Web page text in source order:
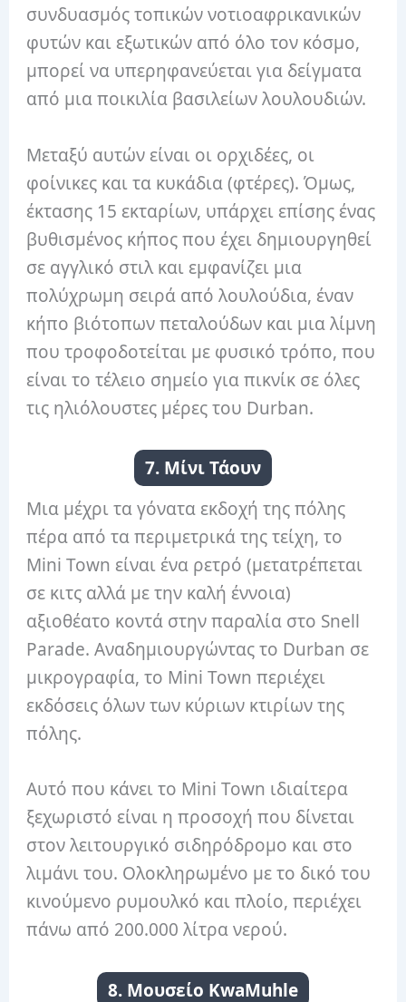
συνδυασμός τοπικών νοτιοαφρικανικών
φυτών και εξωτικών από όλο τον κόσμο,
μπορεί να υπερηφανεύεται για δείγματα
από μια ποικιλία βασιλείων λουλουδιών.
Μεταξύ αυτών είναι οι ορχιδέες, οι
φοίνικες και τα κυκάδια (φτέρες). Όμως,
έκτασης 15 εκταρίων, υπάρχει επίσης ένας
βυθισμένος κήπος που έχει δημιουργηθεί
σε αγγλικό στιλ και εμφανίζει μια
πολύχρωμη σειρά από λουλούδια, έναν
κήπο βιότοπων πεταλούδων και μια λίμνη
που τροφοδοτείται με φυσικό τρόπο, που
είναι το τέλειο σημείο για πικνίκ σε όλες
τις ηλιόλουστες μέρες του Durban.
7. Μίνι Τάουν
Μια μέχρι τα γόνατα εκδοχή της πόλης
πέρα ​​από τα περιμετρικά της τείχη, το
Mini Town είναι ένα ρετρό (μετατρέπεται
σε κιτς αλλά με την καλή έννοια)
αξιοθέατο κοντά στην παραλία στο Snell
Parade. Αναδημιουργώντας το Durban σε
μικρογραφία, το Mini Town περιέχει
εκδόσεις όλων των κύριων κτιρίων της
πόλης.
Αυτό που κάνει το Mini Town ιδιαίτερα
ξεχωριστό είναι η προσοχή που δίνεται
στον λειτουργικό σιδηρόδρομο και στο
λιμάνι του. Ολοκληρωμένο με το δικό του
κινούμενο ρυμουλκό και πλοίο, περιέχει
πάνω από 200.000 λίτρα νερού.
8. Μουσείο KwaMuhle